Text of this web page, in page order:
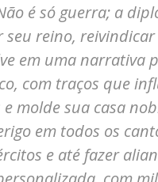
é só guerra; a
reino,
em uma narrativa
com traços que
molde sua casa
em todos os
e até fazer